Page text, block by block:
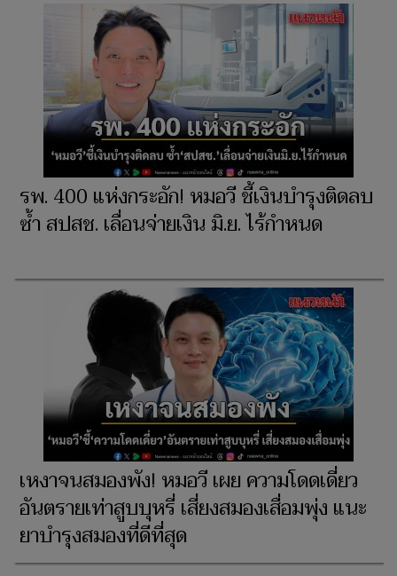
รพ. 400 แห่งกระอัก! หมอวี ชี้เงินบำรุงติดลบ
ซ้ำ สปสช. เลื่อนจ่ายเงิน มิ.ย. ไร้กำหนด
เหงาจนสมองพัง! หมอวี เผย ความโดดเดี่ยว
อันตรายเท่าสูบบุหรี่ เสี่ยงสมองเสื่อมพุ่ง แนะ
ยาบำรุงสมองที่ดีที่สุด